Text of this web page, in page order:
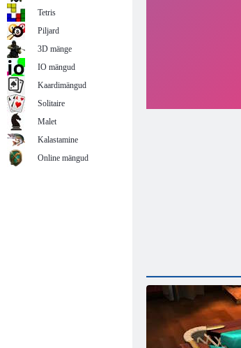
Tetris
Piljard
3D mänge
IO mängud
Kaardimängud
Solitaire
Malet
Kalastamine
Online mängud